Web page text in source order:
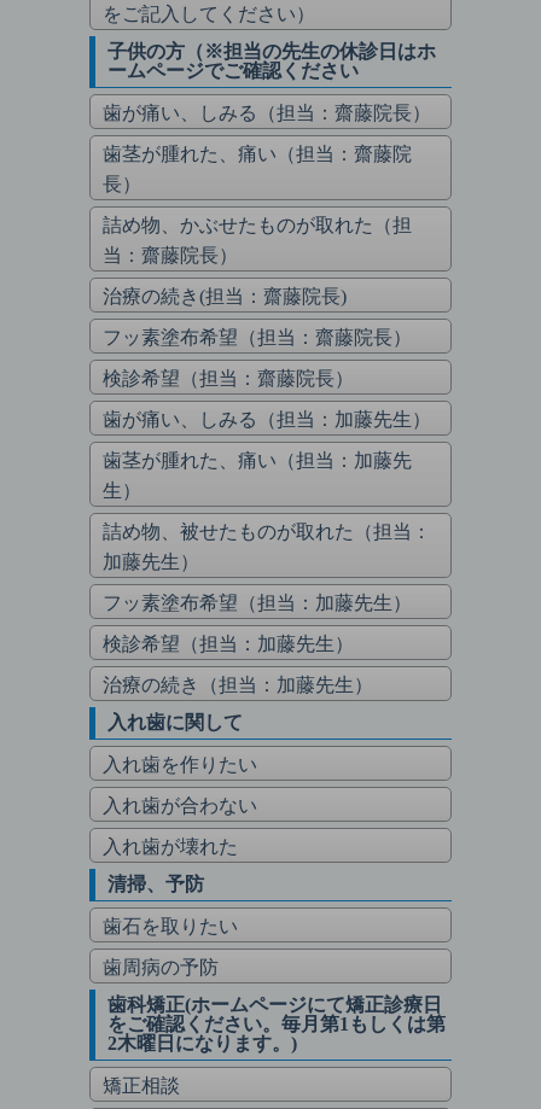
をご記入してください）
子供の方（※担当の先生の休診日はホ
ームページでご確認ください
歯が痛い、しみる（担当：齋藤院長）
歯茎が腫れた、痛い（担当：齋藤院
長）
詰め物、かぶせたものが取れた（担
当：齋藤院長）
治療の続き(担当：齋藤院長)
フッ素塗布希望（担当：齋藤院長）
検診希望（担当：齋藤院長）
歯が痛い、しみる（担当：加藤先生）
歯茎が腫れた、痛い（担当：加藤先
生）
詰め物、被せたものが取れた（担当：
加藤先生）
フッ素塗布希望（担当：加藤先生）
検診希望（担当：加藤先生）
治療の続き（担当：加藤先生）
入れ歯に関して
入れ歯を作りたい
入れ歯が合わない
入れ歯が壊れた
清掃、予防
歯石を取りたい
歯周病の予防
歯科矯正(ホームページにて矯正診療日
をご確認ください。毎月第1もしくは第
2木曜日になります。)
矯正相談